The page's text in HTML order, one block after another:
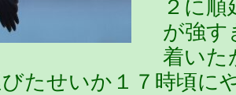
２に
が強
着いた
たせいか１７時頃に